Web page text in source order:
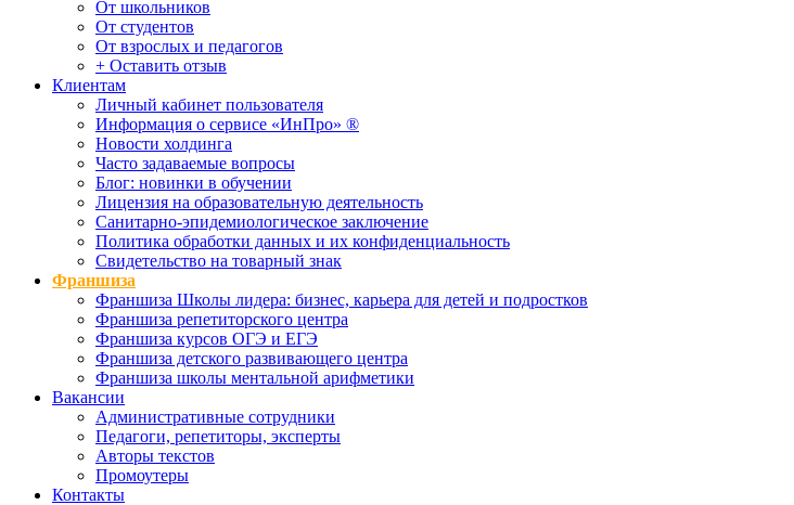
От школьников
От студентов
От взрослых и педагогов
+ Оставить отзыв
Клиентам
Личный кабинет пользователя
Информация о сервисе «ИнПро» ®
Новости холдинга
Часто задаваемые вопросы
Блог: новинки в обучении
Лицензия на образовательную деятельность
Санитарно-эпидемиологическое заключение
Политика обработки данных и их конфиденциальность
Свидетельство на товарный знак
Франшиза
Франшиза Школы лидера: бизнес, карьера для детей и подростков
Франшиза репетиторского центра
Франшиза курсов ОГЭ и ЕГЭ
Франшиза детского развивающего центра
Франшиза школы ментальной арифметики
Вакансии
Административные сотрудники
Педагоги, репетиторы, эксперты
Авторы текстов
Промоутеры
Контакты